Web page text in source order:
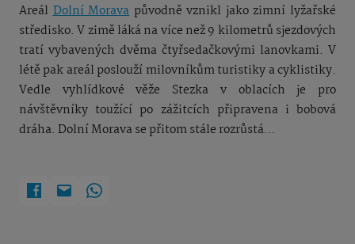
AreálDolní Morava původně vznikl jako zimní lyžařské
středisko. V zimě láká na více než 9 kilometrů sjezdových
tratí vybavených dvěma čtyřsedačkovými lanovkami. V
létě pak areál poslouží milovníkům turistiky a cyklistiky.
Vedle vyhlídkové věže Stezka v oblacích je pro
návštěvníky toužící po zážitcích připravena i bobová
dráha. Dolní Morava se přitom stále rozrůstá…